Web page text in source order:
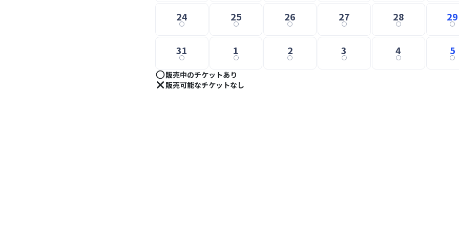
24 25 26 27 28 29
31 1 2 3 4 5
販売中のチケットあり
販売可能なチケットなし